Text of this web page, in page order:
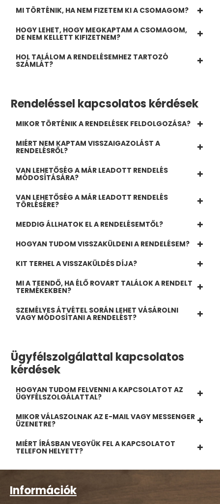
MI TÖRTÉNIK, HA NEM FIZETEM KI A CSOMAGOM?
HOGY LEHET, HOGY MEGKAPTAM A CSOMAGOM,
DE NEM KELLETT KIFIZETNEM?
HOL TALÁLOM A RENDELÉSEMHEZ TARTOZÓ
SZÁMLÁT?
Rendeléssel kapcsolatos kérdések
MIKOR TÖRTÉNIK A RENDELÉSEK FELDOLGOZÁSA?
MIÉRT NEM KAPTAM VISSZAIGAZOLÁST A
RENDELÉSRŐL?
VAN LEHETŐSÉG A MÁR LEADOTT RENDELÉS
MÓDOSÍTÁSÁRA?
VAN LEHETŐSÉG A MÁR LEADOTT RENDELÉS
TÖRLÉSÉRE?
MEDDIG ÁLLHATOK EL A RENDELÉSEMTŐL?
HOGYAN TUDOM VISSZAKÜLDENI A RENDELÉSEM?
KIT TERHEL A VISSZAKÜLDÉS DÍJA?
MI A TEENDŐ, HA ÉLŐ ROVART TALÁLOK A RENDELT
TERMÉKEKBEN?
SZEMÉLYES ÁTVÉTEL SORÁN LEHET VÁSÁROLNI
VAGY MÓDOSÍTANI A RENDELÉST?
Ügyfélszolgálattal kapcsolatos
kérdések
HOGYAN TUDOM FELVENNI A KAPCSOLATOT AZ
ÜGYFÉLSZOLGÁLATTAL?
MIKOR VÁLASZOLNAK AZ E-MAIL VAGY MESSENGER
ÜZENETRE?
MIÉRT ÍRÁSBAN VEGYÜK FEL A KAPCSOLATOT
TELEFON HELYETT?
Információk